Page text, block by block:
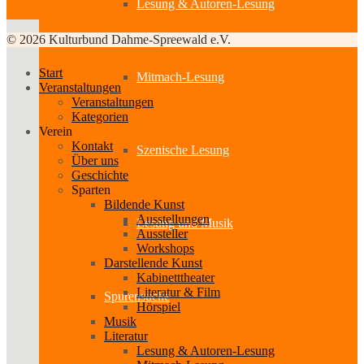
Lesung & Autoren-Lesung
Mitmach-Lesung
Szenische Lesung
Lesung und Musik
Spurensuche
© 2026 Kulturbund Dahme-Spreewald e.V.
Start
Veranstaltungen
Veranstaltungen
Kategorien
Verein
Kontakt
Über uns
Geschichte
Sparten
Bildende Kunst
Ausstellungen
Aussteller
Workshops
Darstellende Kunst
Kabinetttheater
Literatur & Film
Hörspiel
Musik
Literatur
Lesung & Autoren-Lesung